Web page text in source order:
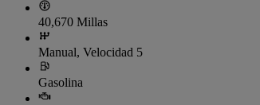
40,670 Millas
Manual, Velocidad 5
Gasolina